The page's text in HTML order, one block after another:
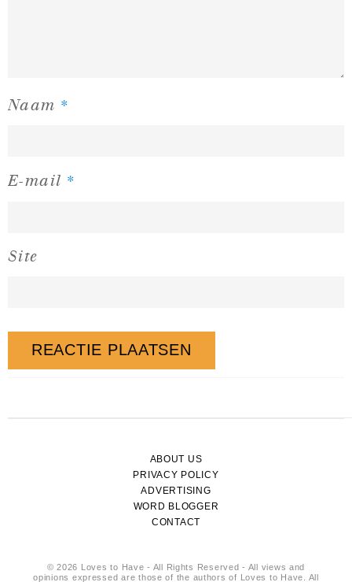
Naam *
E-mail *
Site
ABOUT US
PRIVACY POLICY
ADVERTISING
WORD BLOGGER
CONTACT
© 2026 Loves to Have - All Rights Reserved - All views and
opinions expressed are those of the authors of Loves to Have. All